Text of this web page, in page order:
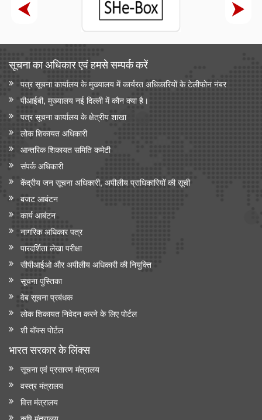
सूचना का अधिकार एवं हमसे सम्‍पर्क करें
पत्र सूचना कार्यालय के मुख्यालय में कार्यरत अधिकारियों के टेलीफोन नंबर
पीआईबी, मुख्यालय नई दिल्ली में कौन क्या है।
पत्र सूचना कार्यालय के क्षेत्रीय शाखा
लोक शिकायत अधिकारी
आन्‍तरिक शिकायत समिति कमेटी
संपर्क अधिकारी
केंद्रीय जन सूचना अधिकारी, अपीलीय प्राधिकारियों की सूची
बजट आबंटन
कार्य आबंटन
नागरिक अधिकार पत्र
पारदर्शिता लेखा परीक्षा
सीपीआईओ और अपी‍लीय अधिकारी की नियुक्ति
सूचना पुस्तिका
वेब सूचना प्रबंधक
लोक शिकायत निवेदन करने के लिए पोर्टल
शी बॉक्स पोर्टल
भारत सरकार के लिंक्‍स
सूचना एवं प्रसारण मंत्रालय
वस्त्र मंत्रालय
वित्त मंत्रालय